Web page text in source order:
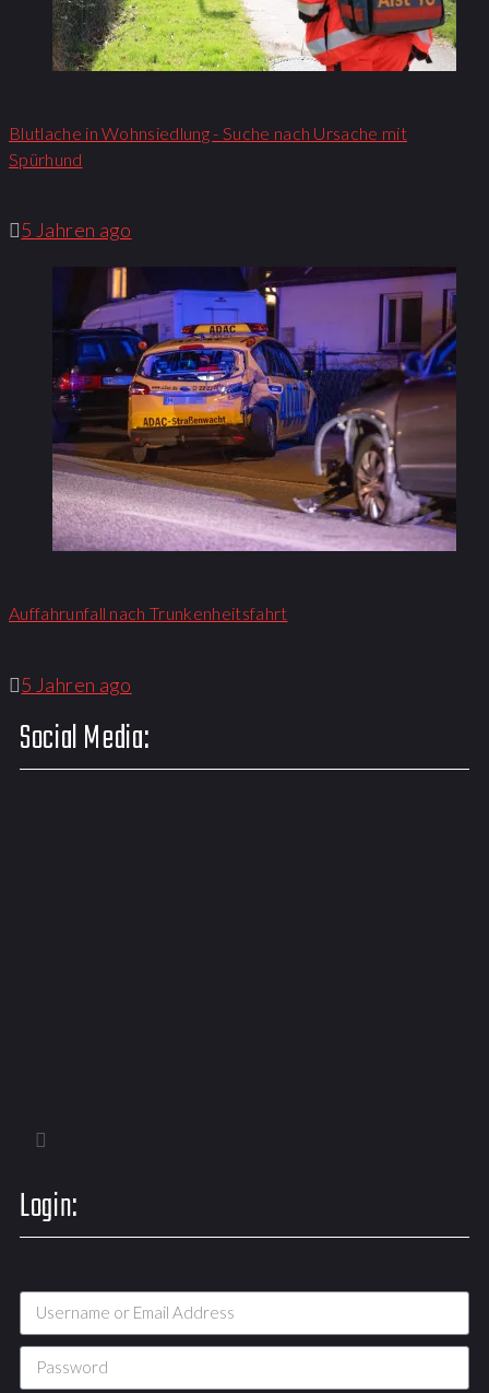
Blutlache in Wohnsiedlung - Suche nach Ursache mit
Spürhund
5 Jahren ago
Auffahrunfall nach Trunkenheitsfahrt
5 Jahren ago
Social Media:
Login: